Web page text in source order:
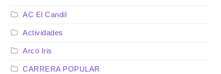
AC El Candil
Actividades
Arco Iris
CARRERA POPULAR